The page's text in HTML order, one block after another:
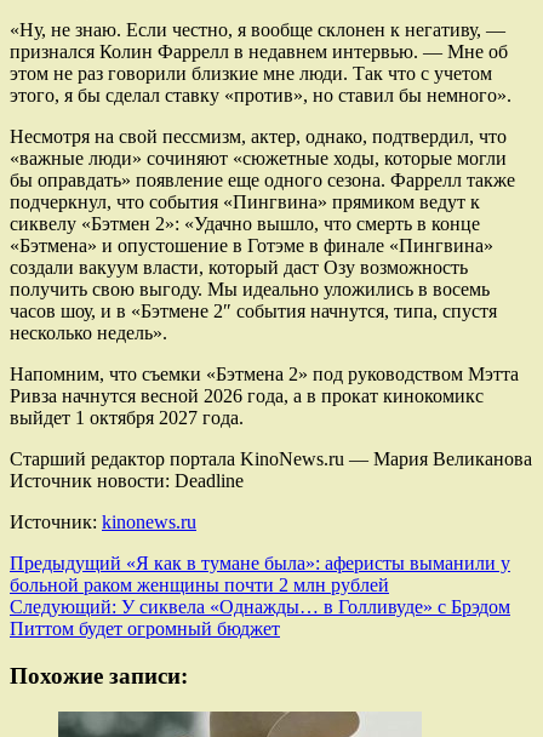
«Ну, не знаю. Если честно, я вообще склонен к негативу, —
признался Колин Фаррелл в недавнем интервью. — Мне об
этом не раз говорили близкие мне люди. Так что с учетом
этого, я бы сделал ставку «против», но ставил бы немного».
Несмотря на свой пессмизм, актер, однако, подтвердил, что
«важные люди» сочиняют «сюжетные ходы, которые могли
бы оправдать» появление еще одного сезона. Фаррелл также
подчеркнул, что события «Пингвина» прямиком ведут к
сиквелу «Бэтмен 2»: «Удачно вышло, что смерть в конце
«Бэтмена» и опустошение в Готэме в финале «Пингвина»
создали вакуум власти, который даст Озу возможность
получить свою выгоду. Мы идеально уложились в восемь
часов шоу, и в «Бэтмене 2″ события начнутся, типа, спустя
несколько недель».
Напомним, что съемки «Бэтмена 2» под руководством Мэтта
Ривза начнутся весной 2026 года, а в прокат кинокомикс
выйдет 1 октября 2027 года.
Старший редактор портала KinoNews.ru — Мария Великанова
Источник новости: Deadline
Источник: kinonews.ru
Навигация
записи
Предыдущий «Я как в тумане была»: аферисты выманили у
больной раком женщины почти 2 млн рублей
Следующий: У сиквела «Однажды… в Голливуде» с Брэдом
Питтом будет огромный бюджет
Похожие записи: